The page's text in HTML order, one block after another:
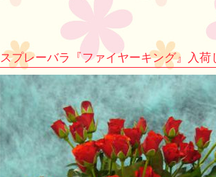
スプレーバラ『ファイヤーキング』入